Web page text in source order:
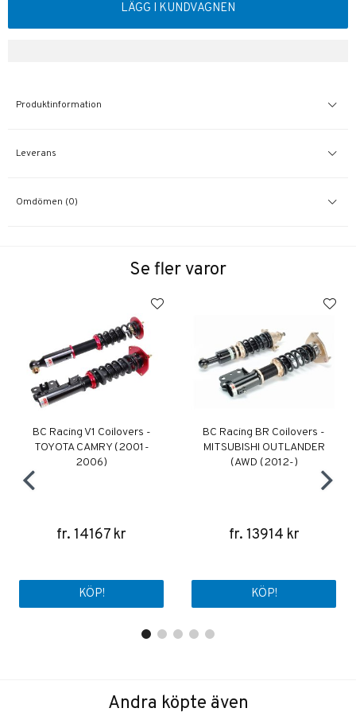
LÄGG I KUNDVAGNEN
Produktinformation
Leverans
Omdömen (0)
Se fler varor
BC Racing V1 Coilovers -
TOYOTA CAMRY (2001-
2006)
fr. 14167 kr
KÖP!
BC Racing BR Coilovers -
MITSUBISHI OUTLANDER
(AWD (2012-)
fr. 13914 kr
KÖP!
Andra köpte även